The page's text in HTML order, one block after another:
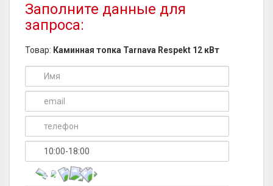
Заполните данные для
запроса:
Товар: Каминная топка Tarnava Respekt 12 кВт